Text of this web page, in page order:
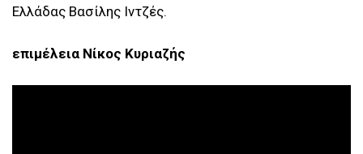
Ελλάδας Βασίλης Ιντζές.
επιμέλεια Νίκος Κυριαζής